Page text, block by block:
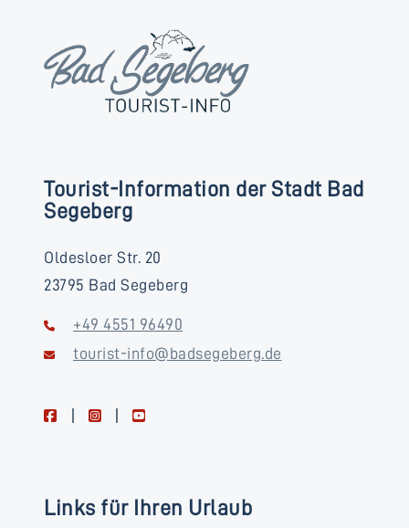
Tourist-Information der Stadt Bad
Segeberg
Oldesloer Str. 20
23795 Bad Segeberg
+49 4551 96490
tourist-info@badsegeberg.de
facebookinstagramyoutube
Links für Ihren Urlaub